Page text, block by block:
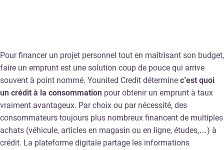
Pour financer un projet personnel tout en maîtrisant son budget,
faire un emprunt est une solution coup de pouce qui arrive
souvent à point nommé. Younited Credit détermine c’est quoi
un crédit à la consommation pour obtenir un emprunt à taux
vraiment avantageux. Par choix ou par nécessité, des
consommateurs toujours plus nombreux financent de multiples
achats (véhicule, articles en magasin ou en ligne, études,…) à
crédit. La plateforme digitale partage les informations